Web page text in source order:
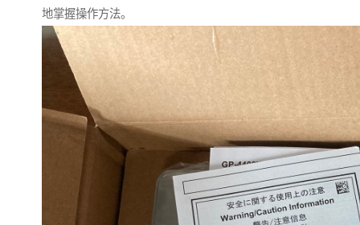
地掌握操作方法。